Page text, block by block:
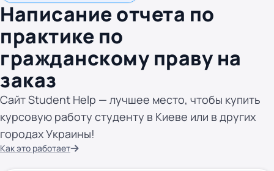
Написание отчета по
практике по
гражданскому праву на
заказ
Сайт Student Help — лучшее место, чтобы купить
курсовую работу студенту в Киеве или в других
городах Украины!
Как это работает